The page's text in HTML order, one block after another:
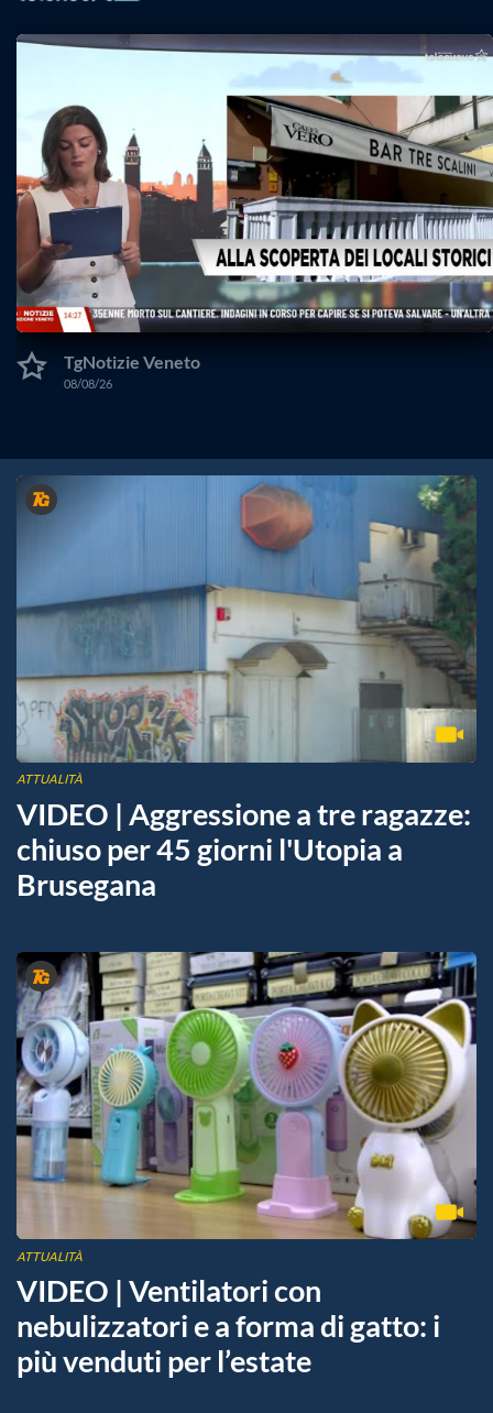
TgNotizie Veneto
08/08/26
ATTUALITÀ
VIDEO | Aggressione a tre ragazze:
chiuso per 45 giorni l'Utopia a
Brusegana
ATTUALITÀ
VIDEO | Ventilatori con
nebulizzatori e a forma di gatto: i
più venduti per l’estate